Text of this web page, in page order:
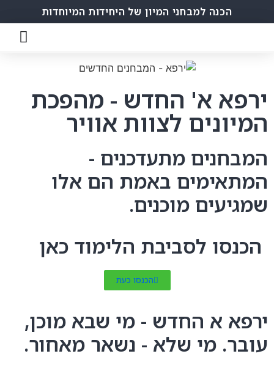
הכנה למבחני המיון של היחידות המיוחדות
ירפא א' החדש - מהפכת
המיונים לצוות אוויר
המבחנים מתעדכנים -
המתאימים באמת הם אלו
שמגיעים מוכנים.
הכנסו לסביבת הלימוד כאן
הכנסו כעת
ירפא א החדש - מי שבא מוכן,
עובר. מי שלא - נשאר מאחור.